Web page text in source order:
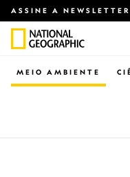
ASSINE A NEWSLETTER
MEIO AMBIENTE